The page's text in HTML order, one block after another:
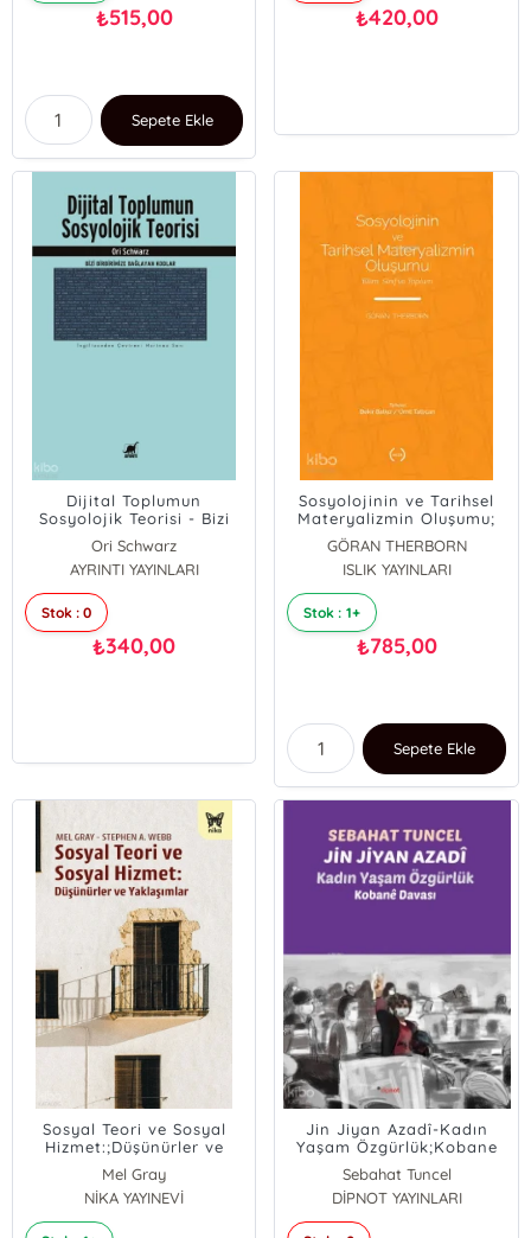
₺515,00
Sepete Ekle
₺420,00
Dijital Toplumun
Sosyolojik Teorisi - Bizi
Birbirimize Bağlayan
Kodlar
Ori Schwarz
AYRINTI YAYINLARI
Stok : 0
₺340,00
Sosyolojinin ve Tarihsel
Materyalizmin Oluşumu;
Bilim, Sınıf ve Toplum
GÖRAN THERBORN
ISLIK YAYINLARI
Stok : 1+
₺785,00
Sepete Ekle
Sosyal Teori ve Sosyal
Hizmet:;Düşünürler ve
Yaklaşımlar
Mel Gray
Stephen A. Webb
NİKA YAYINEVİ
Jin Jiyan Azadî-Kadın
Yaşam Özgürlük;Kobane
Davası
Sebahat Tuncel
DİPNOT YAYINLARI